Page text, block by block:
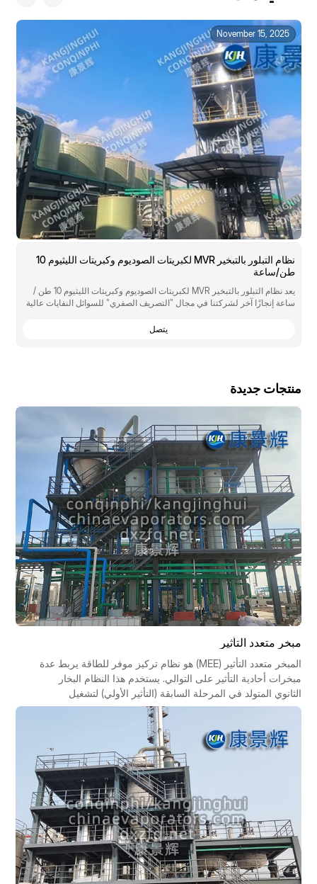
منتجات جديدة
مبخر متعدد التأثير
المبخر متعدد التأثير (MEE) هو نظام تركيز موفر للطاقة يربط عدة
مبخرات أحادية التأثير على التوالي. يستخدم هذا النظام البخار
الثانوي المتولد في المرحلة السابقة (التأثير الأولي) لتشغيل
المرحلة التالية (التأثير الثانوي)، مما يسمح بإعادة استخدام
كيلوغرام واحد من البخار النقي عدة مرات، وبالتالي مضاعفة قدرة
التبخير. تقدم هذه المقالة نظرة عامة منهجية من سبعة جوانب:
المبدأ، ونوع العملية، والتركيب الهيكلي، ومؤشرات الأداء، ومجالات
التطبيق، والمزايا والعيوب، ونقاط الاختيار.
November 15, 2025
نظام التبلور بالتبخير MVR لكبريتات الصوديوم وكبريتات الليثيوم 10
طن/ساعة
يعد نظام التبلور بالتبخير MVR لكبريتات الصوديوم وكبريتات الليثيوم 10 طن /
ساعة إنجازًا آخر لشركتنا في مجال "التصريف الصفري" للسوائل النفايات عالية
يتصل